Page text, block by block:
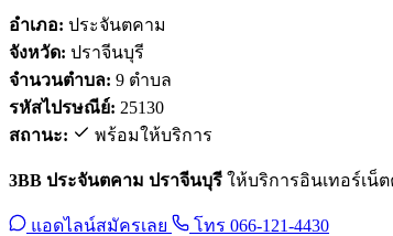
อำเภอ: ประจันตคาม
จังหวัด: ปราจีนบุรี
จำนวนตำบล: 9 ตำบล
รหัสไปรษณีย์: 25130
สถานะ:
พร้อมให้บริการ
3BB ประจันตคาม ปราจีนบุรี ให้บริการอินเทอร์เน็
แอดไลน์สมัครเลย โทร 066-121-4430